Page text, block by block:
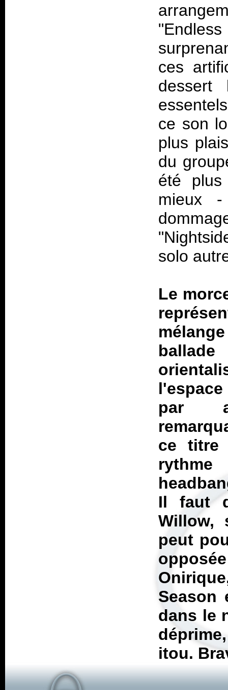
ces
ce son
plus
du
été
mieux -
solo
Le
ballade
par
ce titre
Il faut
Willow,
peut
Season
dans le
itou.